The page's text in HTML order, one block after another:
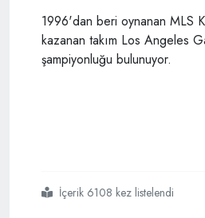
1996'dan beri oynanan MLS
kazanan takım Los Angeles
şampiyonluğu bulunuyor.
#mlsde
#şampiyon
#torontoİçerik 6108 kez listelendi